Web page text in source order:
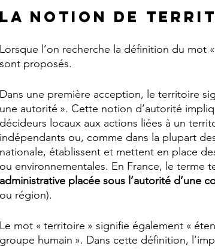
La notion de
Lorsque l’on recherche la définition du mot
sont proposés.
Dans une première acception, le territoire
une autorité ». Cette notion d’autorité
décideurs locaux aux actions liées à un
indépendants ou, comme dans la plupart
nationale, établissent et mettent en place
ou environnementales. En France, le terme
administrative placée sous l’autorité d’une
ou région).
Le mot « territoire » signifie également «
groupe humain ». Dans cette définition,